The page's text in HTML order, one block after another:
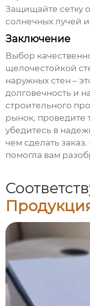
Защищайте сетку
солнечных лучей
Заключение
Выбор
щелочестойкой
наружных стен –
долговечность и
строительного
рынок, проведите
убедитесь в
чем сделать
помогла вам